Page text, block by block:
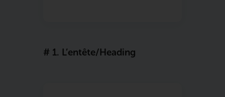
# 1. L’entête/heading